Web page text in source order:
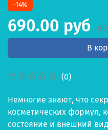
(0)
-14%
690.00 руб
В
Немногие знают, что
косметических формул,
состояние и внешний